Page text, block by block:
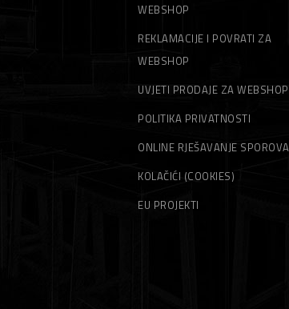
WEBSHOP
REKLAMACIJE I POVRATI ZA
WEBSHOP
UVJETI PRODAJE ZA WEBSHOP
POLITIKA PRIVATNOSTI
ONLINE RJEŠAVANJE SPOROVA
KOLAČIĆI (COOKIES)
EU PROJEKTI